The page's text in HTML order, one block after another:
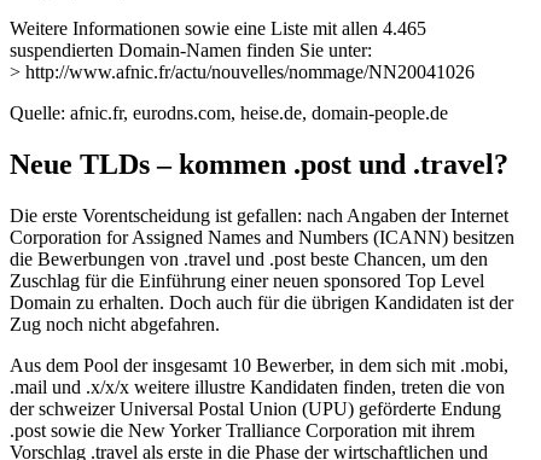
Weitere Informationen sowie eine Liste mit allen 4.465
suspendierten Domain-Namen finden Sie unter:
> http://www.afnic.fr/actu/nouvelles/nommage/NN20041026
Quelle: afnic.fr, eurodns.com, heise.de, domain-people.de
Neue TLDs – kommen .post und .travel?
Die erste Vorentscheidung ist gefallen: nach Angaben der Internet
Corporation for Assigned Names and Numbers (ICANN) besitzen
die Bewerbungen von .travel und .post beste Chancen, um den
Zuschlag für die Einführung einer neuen sponsored Top Level
Domain zu erhalten. Doch auch für die übrigen Kandidaten ist der
Zug noch nicht abgefahren.
Aus dem Pool der insgesamt 10 Bewerber, in dem sich mit .mobi,
.mail und .x/x/x weitere illustre Kandidaten finden, treten die von
der schweizer Universal Postal Union (UPU) geförderte Endung
.post sowie die New Yorker Tralliance Corporation mit ihrem
Vorschlag .travel als erste in die Phase der wirtschaftlichen und